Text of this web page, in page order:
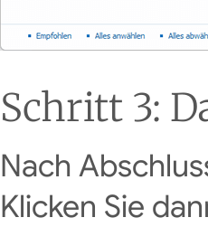
Schritt 3:
Nach
Klicken Sie